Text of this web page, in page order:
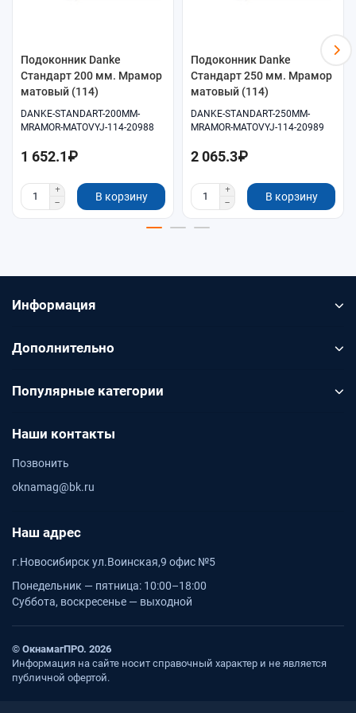
Подоконник Danke
Стандарт 200 мм. Мрамор
матовый (114)
DANKE-STANDART-200MM-
MRAMOR-MATOVYJ-114-20988
1 652.1₽
В корзину
Подоконник Danke
Стандарт 250 мм. Мрамор
матовый (114)
DANKE-STANDART-250MM-
MRAMOR-MATOVYJ-114-20989
2 065.3₽
В корзину
Информация
Дополнительно
Популярные категории
Наши контакты
Позвонить
oknamag@bk.ru
Наш адрес
г.Новосибирск ул.Воинская,9 офис №5
Понедельник — пятница: 10:00–18:00
Суббота, воскресенье — выходной
© ОкнамагПРО. 2026
Информация на сайте носит справочный характер и не является
публичной офертой.